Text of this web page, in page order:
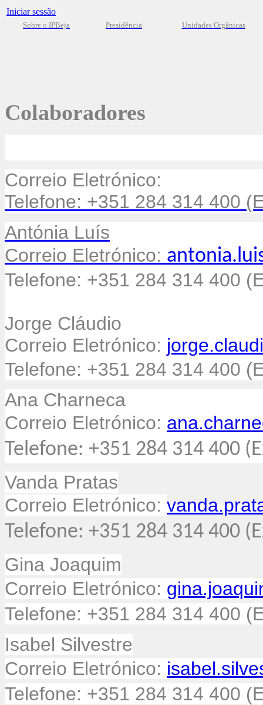
Iniciar sessão
Sobre o IPBeja Presidência Unidades Orgânicas
Colaboradores
Correio Eletrónico:
Telefone: +351 284 314 400
Antónia Luís
Correio Eletrónico:
Telefone: +351 284 314 400
Jorge Cláudio
Correio Eletrónico:
Telefone: +351 284 314 400
Ana Charneca
Correio Eletrónico:
Telefone: +351 284 314 400
Vanda Pratas
Correio Eletrónico:
Telefone: +351 284 314 400
Gina Joaquim
Correio Eletrónico:
Telefone: +351 284 314 400
Isabel Silvestre
Correio Eletrónico:
Telefone: +351 284 314 400